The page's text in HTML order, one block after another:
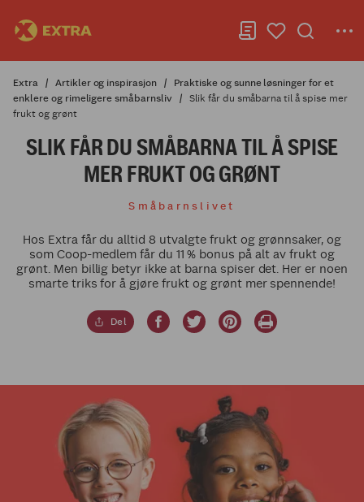
Extra Artikler og inspirasjon
Praktiske og sunne løsninger for et
enklere og rimeligere småbarnsliv
Slik får du småbarna til å spise mer
frukt og grønt
SLIK FÅR DU SMÅBARNA TIL Å SPISE
MER FRUKT OG GRØNT
Småbarnslivet
Hos Extra får du alltid 8 utvalgte frukt og grønnsaker, og
som Coop-medlem får du 11 % bonus på alt av frukt og
grønt. Men billig betyr ikke at barna spiser det. Her er noen
smarte triks for å gjøre frukt og grønt mer spennende!
Del